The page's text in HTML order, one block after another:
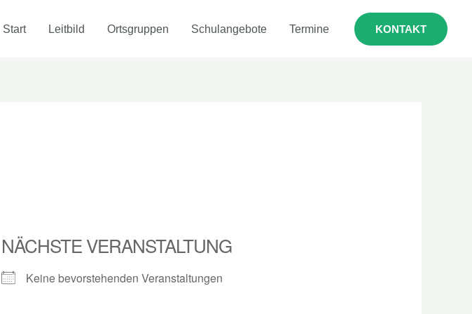
Start Leitbild Ortsgruppen Schulangebote Termine KONTAKT
NÄCHSTE VERANSTALTUNG
Keine bevorstehenden Veranstaltungen